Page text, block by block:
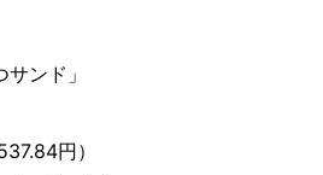
ンド」
円）